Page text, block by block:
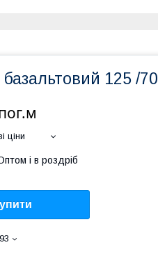
125 /70
ціни
і в роздріб